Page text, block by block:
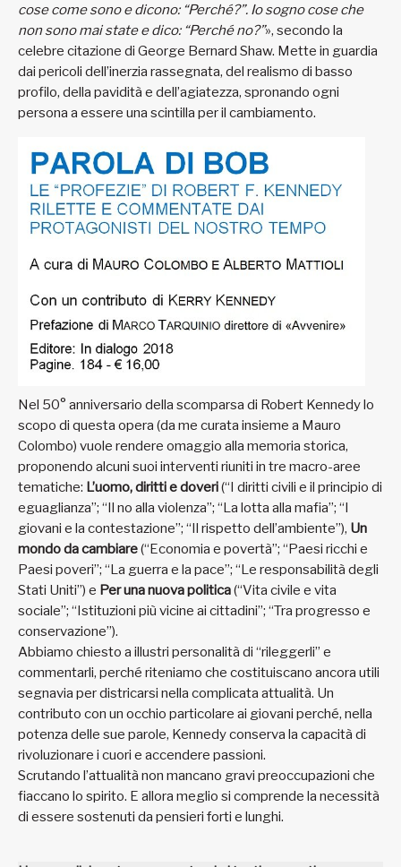
cose come sono e dicono: “Perché?”. Io sogno cose che
non sono mai state e dico: “Perché no?”», secondo la
celebre citazione di George Bernard Shaw. Mette in guardia
dai pericoli dell’inerzia rassegnata, del realismo di basso
profilo, della pavidità e dell’agiatezza, spronando ogni
persona a essere una scintilla per il cambiamento.
Nel 50° anniversario della scomparsa di Robert Kennedy lo
scopo di questa opera (da me curata insieme a Mauro
Colombo) vuole rendere omaggio alla memoria storica,
proponendo alcuni suoi interventi riuniti in tre macro-aree
tematiche: L’uomo, diritti e doveri(“I diritti civili e il principio di
eguaglianza”; “Il no alla violenza”; “La lotta alla mafia”; “I
giovani e la contestazione”; “Il rispetto dell’ambiente”), Un
mondo da cambiare(“Economia e povertà”; “Paesi ricchi e
Paesi poveri”; “La guerra e la pace”; “Le responsabilità degli
Stati Uniti”) e Per una nuova politica(“Vita civile e vita
sociale”; “Istituzioni più vicine ai cittadini”; “Tra progresso e
conservazione”).
Abbiamo chiesto a illustri personalità di “rileggerli” e
commentarli, perché riteniamo che costituiscano ancora utili
segnavia per districarsi nella complicata attualità. Un
contributo con un occhio particolare ai giovani perché, nella
potenza delle sue parole, Kennedy conserva la capacità di
rivoluzionare i cuori e accendere passioni.
Scrutando l’attualità non mancano gravi preoccupazioni che
fiaccano lo spirito. E allora meglio si comprende la necessità
di essere sostenuti da pensieri forti e lunghi.